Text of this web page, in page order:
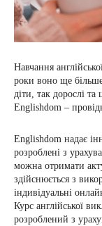
Навчання
роки воно ще
діти, так дорослі
Englishdom –
Englishdom надає
розроблені з
можна отримати
здійснюється з
індивідуальні
Курс англійської
розроблений з